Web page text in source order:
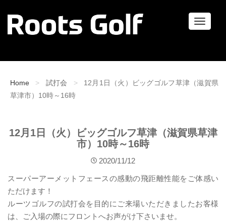
ナ
ョ
Home 試打会
12月1日（火）ビッグゴルフ草津（滋賀県
草津市）10時～16時
12月1日（火）ビッグゴルフ草津（滋賀県草津
市）10時～16時
2020/11/12
スーパーアーメットフェースの感動の飛距離性能をご体感い
ただけます！
ルーツゴルフの試打会を目的にご来場いただきましたお客様
は、ご入場の際にフロントへお声がけ下さいませ。